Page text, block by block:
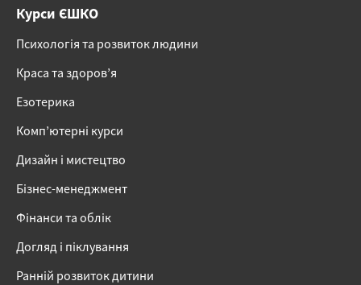
Курси ЄШКО
Психологія та розвиток людини
Краса та здоров’я
Езотерика
Комп’ютерні курси
Дизайн і мистецтво
Бізнес-менеджмент
Фінанси та облік
Догляд і піклування
Ранній розвиток дитини